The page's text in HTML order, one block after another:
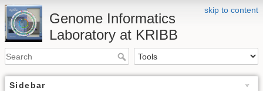
skip to content
Genome Informatics
Laboratory at KRIBB
Sidebar